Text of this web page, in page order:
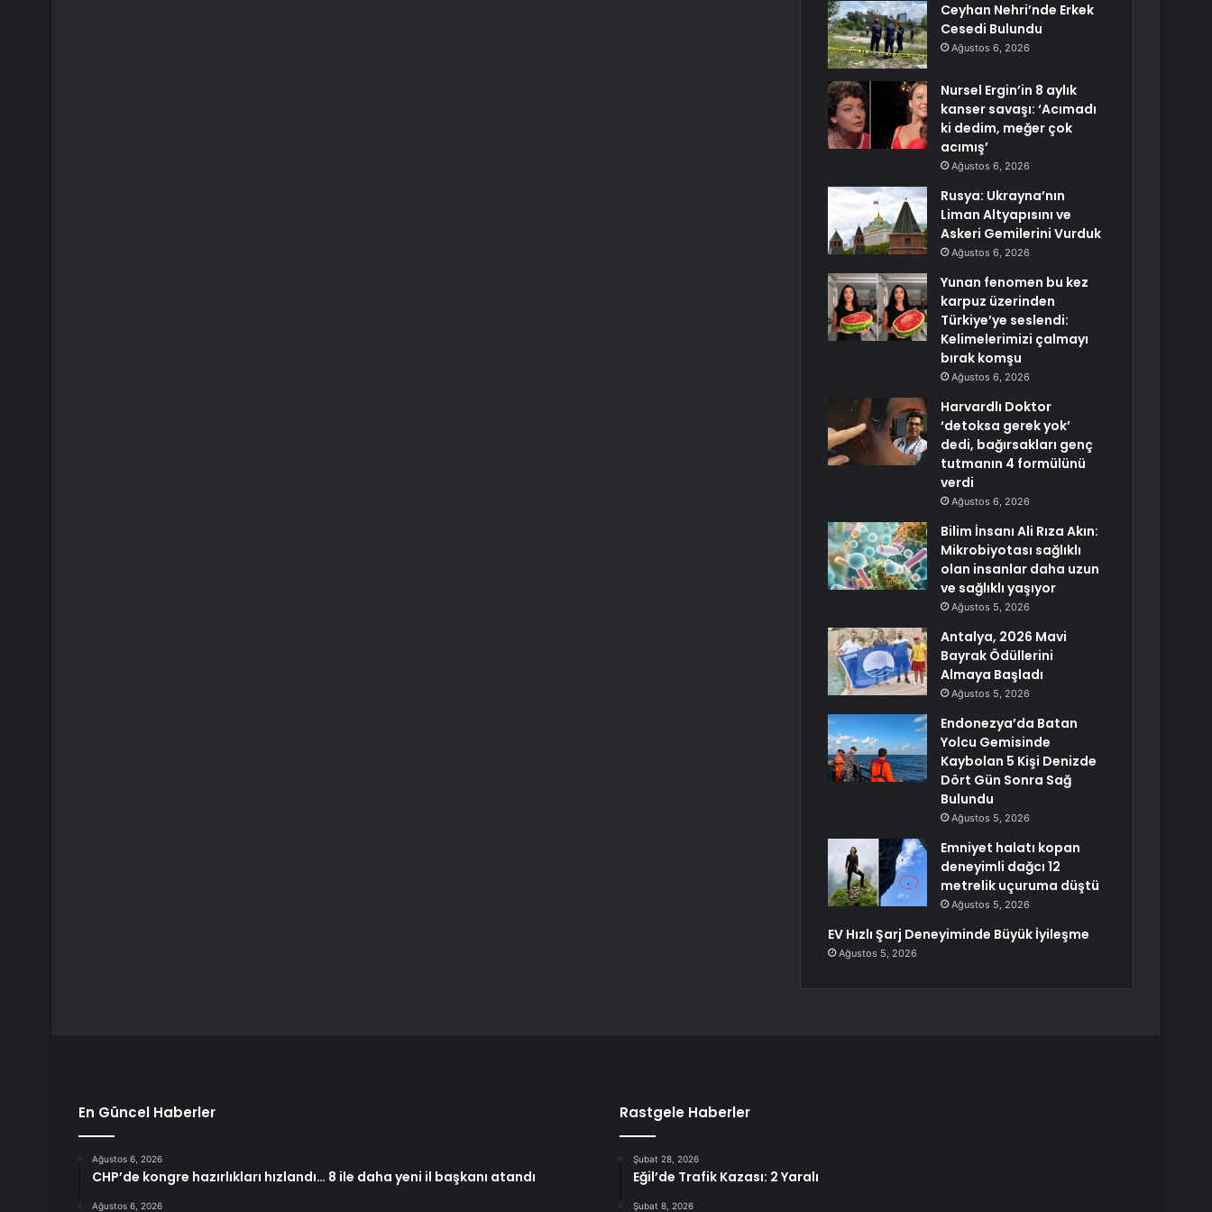
Ceyhan Nehri’nde Erkek
Cesedi Bulundu
Ağustos 6, 2026
Nursel Ergin’in 8 aylık
kanser savaşı: ‘Acımadı
ki dedim, meğer çok
acımış’
Ağustos 6, 2026
Rusya: Ukrayna’nın
Liman Altyapısını ve
Askeri Gemilerini Vurduk
Ağustos 6, 2026
Yunan fenomen bu kez
karpuz üzerinden
Türkiye’ye seslendi:
Kelimelerimizi çalmayı
bırak komşu
Ağustos 6, 2026
Harvardlı Doktor
‘detoksa gerek yok’
dedi, bağırsakları genç
tutmanın 4 formülünü
verdi
Ağustos 6, 2026
Bilim İnsanı Ali Rıza Akın:
Mikrobiyotası sağlıklı
olan insanlar daha uzun
ve sağlıklı yaşıyor
Ağustos 5, 2026
Antalya, 2026 Mavi
Bayrak Ödüllerini
Almaya Başladı
Ağustos 5, 2026
Endonezya’da Batan
Yolcu Gemisinde
Kaybolan 5 Kişi Denizde
Dört Gün Sonra Sağ
Bulundu
Ağustos 5, 2026
Emniyet halatı kopan
deneyimli dağcı 12
metrelik uçuruma düştü
Ağustos 5, 2026
EV Hızlı Şarj Deneyiminde Büyük İyileşme
Ağustos 5, 2026
En Güncel Haberler
Ağustos 6, 2026
CHP’de kongre hazırlıkları hızlandı… 8 ile daha yeni il başkanı atandı
Ağustos 6, 2026
Rastgele Haberler
Şubat 28, 2026
Eğil’de Trafik Kazası: 2 Yaralı
Şubat 8, 2026